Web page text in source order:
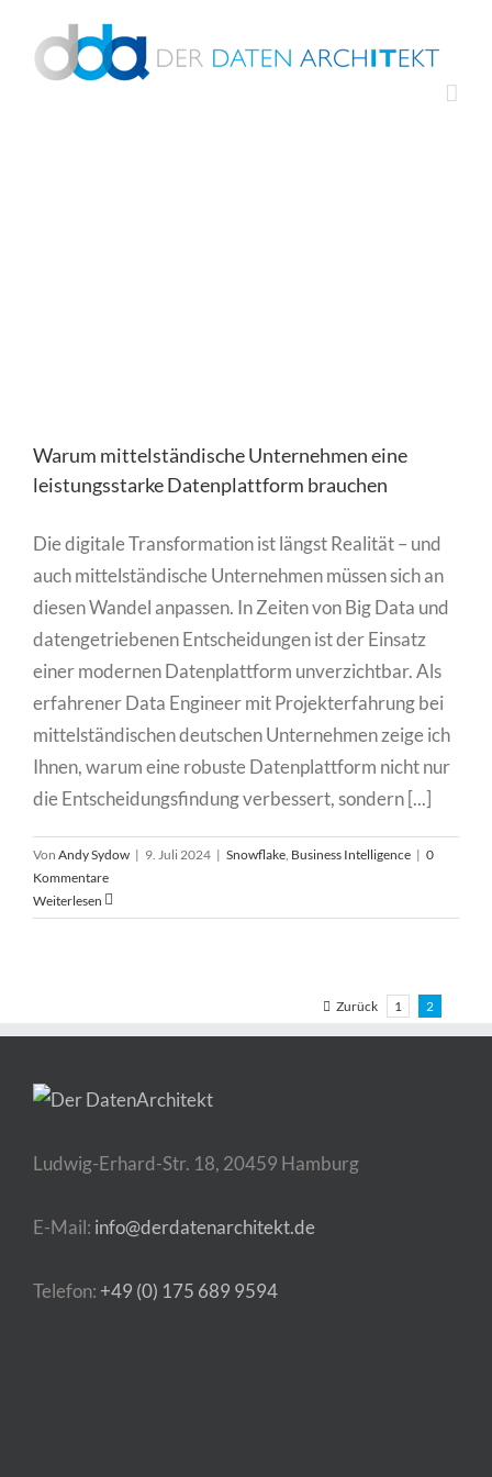
Inhalt
springen
Warum mittelständische Unternehmen eine
leistungsstarke Datenplattform brauchen
Die digitale Transformation ist längst Realität – und
auch mittelständische Unternehmen müssen sich an
diesen Wandel anpassen. In Zeiten von Big Data und
datengetriebenen Entscheidungen ist der Einsatz
einer modernen Datenplattform unverzichtbar. Als
erfahrener Data Engineer mit Projekterfahrung bei
mittelständischen deutschen Unternehmen zeige ich
Ihnen, warum eine robuste Datenplattform nicht nur
die Entscheidungsfindung verbessert, sondern [...]
Von Andy Sydow | 9. Juli 2024 | Snowflake Business Intelligence | 0
Kommentare
Weiterlesen
Zurück 1 2
Ludwig-Erhard-Str. 18, 20459 Hamburg
E-Mail: info@derdatenarchitekt.de
Telefon: +49 (0) 175 689 9594